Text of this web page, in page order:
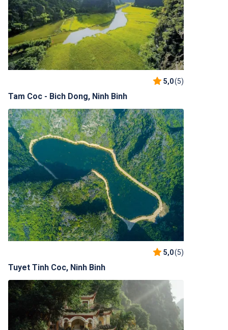
5,0(5)
Tam Coc - Bich Dong, Ninh Binh
5,0(5)
Tuyet Tinh Coc, Ninh Binh